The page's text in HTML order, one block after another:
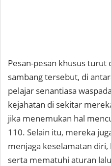
Pesan-pesan khusus turut
sambang tersebut, di
pelajar senantiasa
kejahatan di sekitar
jika menemukan hal
110. Selain itu, mereka
menjaga keselamatan
serta mematuhi aturan